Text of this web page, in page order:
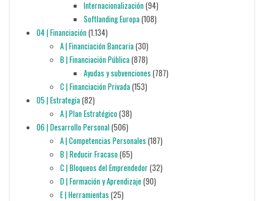
Internacionalización(94)
Softlanding Europa(108)
04 | Financiación(1.134)
A | Financiación Bancaria(30)
B | Financiación Pública(878)
Ayudas y subvenciones (787)
C | Financiación Privada(153)
05 | Estrategia(82)
A | Plan Estratégico(38)
06 | Desarrollo Personal(506)
A | Competencias Personales (187)
B | Reducir Fracaso(65)
C | Bloqueos del Emprendedor(32)
D | Formación y Aprendizaje (90)
E | Herramientas (25)